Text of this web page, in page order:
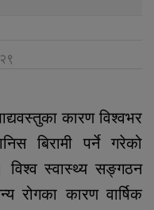
कारण विश्वभर
बिरामी पर्ने गरेको
स्वास्थ्य सङ्गठन
रोगका कारण वार्षिक